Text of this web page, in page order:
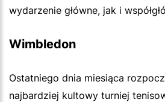
wydarzenie główne, jak i
Wimbledon
Ostatniego dnia miesiąca
najbardziej kultowy turniej